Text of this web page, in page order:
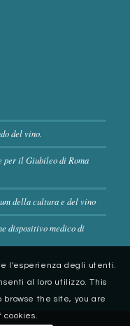
del vino.
per il Giubileo di Roma
della cultura e del vino
dispositivo medico di
l'esperienza degli utenti.
al loro utilizzo. This
browse the site, you are
cookies.